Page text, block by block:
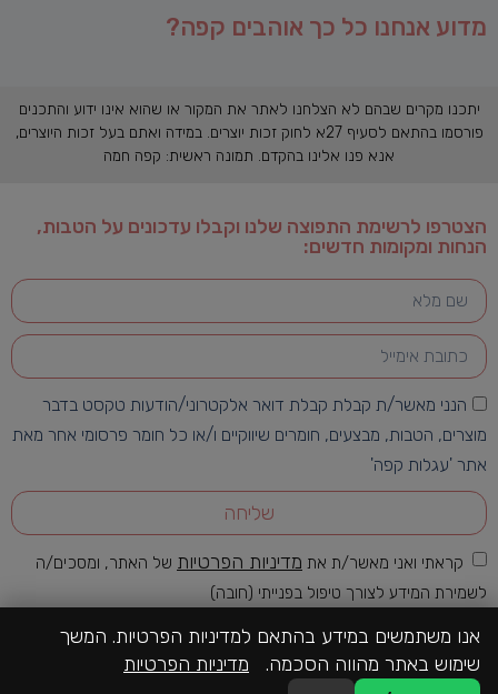
מדוע אנחנו כל כך אוהבים קפה?
יתכנו מקרים שבהם לא הצלחנו לאתר את המקור או שהוא אינו ידוע והתכנים
פורסמו בהתאם לסעיף 27א לחוק זכות יוצרים. במידה ואתם בעל זכות היוצרים,
אנא פנו אלינו בהקדם. תמונה ראשית: קפה חמה
הצטרפו לרשימת התפוצה שלנו וקבלו עדכונים על הטבות,
הנחות ומקומות חדשים:
הנני מאשר/ת קבלת קבלת דואר אלקטרוני/הודעות טקסט בדבר
מוצרים, הטבות, מבצעים, חומרים שיווקיים ו/או כל חומר פרסומי אחר מאת
אתר 'עגלות קפה'
שליחה
קראתי ואני מאשר/ת את מדיניות הפרטיות של האתר, ומסכים/ה
לשמירת המידע לצורך טיפול בפנייתי (חובה)
כל הזכויות שמורות לעגלת קפה | 2026-2022 | האתר מקודם ע"י
אנו משתמשים במידע בהתאם למדיניות הפרטיות. המשך
שימוש באתר מהווה הסכמה. מדיניות הפרטיות